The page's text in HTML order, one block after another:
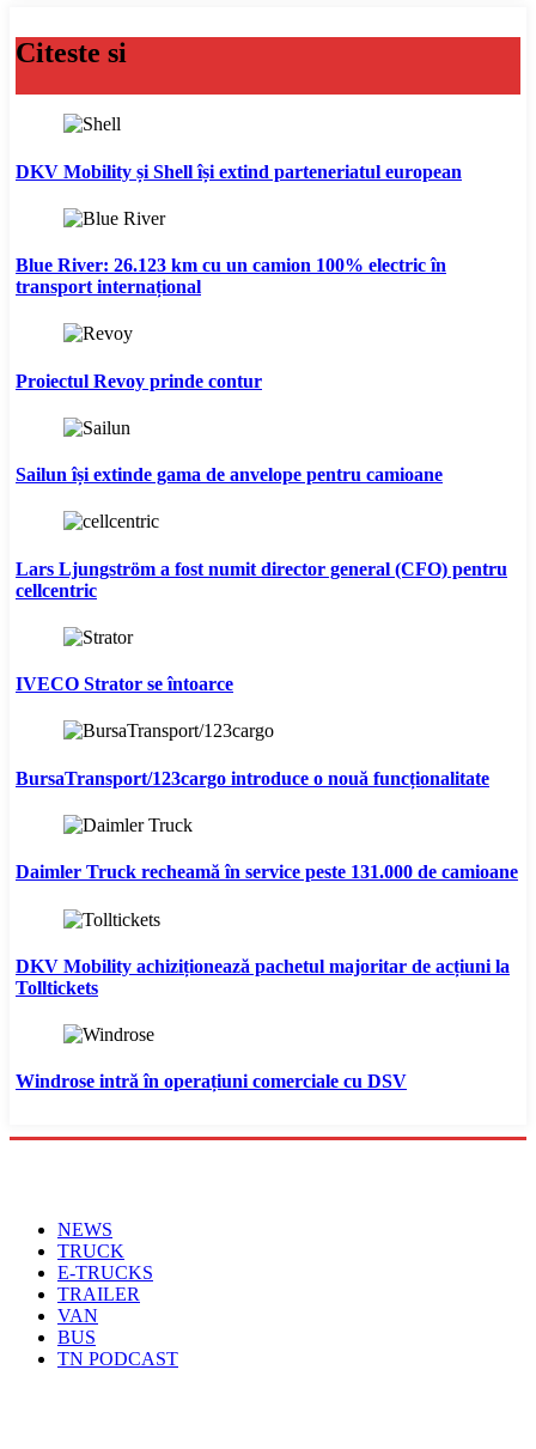
Citeste si
DKV Mobility și Shell își extind parteneriatul european
Blue River: 26.123 km cu un camion 100% electric în
transport internațional
Proiectul Revoy prinde contur
Sailun își extinde gama de anvelope pentru camioane
Lars Ljungström a fost numit director general (CFO) pentru
cellcentric
IVECO Strator se întoarce
BursaTransport/123cargo introduce o nouă funcționalitate
Daimler Truck recheamă în service peste 131.000 de camioane
DKV Mobility achiziționează pachetul majoritar de acțiuni la
Tolltickets
Windrose intră în operațiuni comerciale cu DSV
NEWS
TRUCK
E-TRUCKS
TRAILER
VAN
BUS
TN PODCAST